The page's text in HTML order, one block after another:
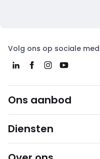
Volg ons op sociale
Ons aanbod
Diensten